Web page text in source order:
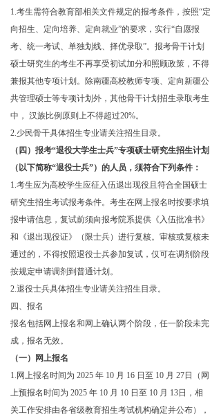
1.考生需符合教育部相关文件规定的报考条件，按照“定
向招生、定向培养、定向就业”的要求，实行“自愿报
考、统一考试、单独划线、择优录取”。报考骨干计划
硕士研究生的考生不再享受初试加分和照顾政策，不得
兼报其他专项计划。除南疆高校教师专项、定向新疆公
共管理硕士等专项计划外，其他骨干计划招生录取考生
中， 汉族比例原则上不得超过20%。
2.少民骨干具体招生专业请关注招生目录。
（四）报考“退役大学生士兵”专项硕士研究生招生计划
（以下简称“退役士兵”）的人员，须符合下列条件：
1.考生应为高校学生应征入伍退出现役且符合全国硕士
研究生招生考试报考条件。考生在网上报名时按要求填
报申请信息，复试前须向报考院系提供《入伍批准书》
和《退出现役证》（限士兵）进行复核。审核或复核未
通过的，不得按照退役士兵参加复试，仅可在调剂阶段
按规定申请调剂到普通计划。
2.退役士兵具体招生专业请关注招生目录。
四、报名
报名包括网上报名和网上确认两个阶段，任一阶段未完
成，报名无效。
（一）网上报名
1.网上报名时间为 2025 年 10 月 16 日至 10 月 27日（网
上预报名时间为 2025 年 10 月 10 日至 10 月 13日，相
关工作安排由各省级教育招生考试机构确定并公布），